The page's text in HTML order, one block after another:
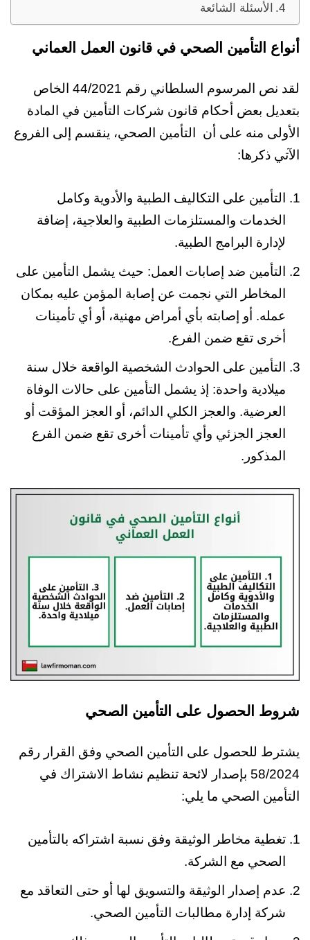
الأسئلة الشائعة
أنواع التأمين الصحي في قانون العمل العماني
لقد نص المرسوم السلطاني رقم 44/2021 الخاص
بتعديل بعض أحكام قانون شركات التأمين في المادة
الأولى منه على أن التأمين الصحي، ينقسم إلى الفروع
الآتي ذكرها:
التأمين على التكاليف الطبية والأدوية وكامل
الخدمات والمستلزمات الطبية والعلاجية، إضافة
لإدارة البرامج الطبية.
التأمين ضد إصابات العمل: حيث يشمل التأمين على
المخاطر التي نجمت عن إصابة المؤمن عليه بمكان
عمله. أو إصابته بأي أمراض مهنية، أو أي تأمينات
أخرى تقع ضمن الفرع.
التأمين على الحوادث الشخصية الواقعة خلال سنة
ميلادية واحدة: إذ يشمل التأمين على حالات الوفاة
العرضية. والعجز الكلي الدائم، أو العجز المؤقت أو
العجز الجزئي وأي تأمينات أخرى تقع ضمن الفرع
المذكور.
شروط الحصول على التأمين الصحي
يشترط للحصول على التأمين الصحي وفق القرار رقم
58/2024 بإصدار لائحة تنظيم نشاط الاشتراك في
التأمين الصحي ما يلي:
تغطية مخاطر الوثيقة وفق نسبة اشتراكه بالتأمين
الصحي مع الشركة.
عدم إصدار الوثيقة والتسويق لها أو حتى التعاقد مع
شركة إدارة مطالبات التأمين الصحي.